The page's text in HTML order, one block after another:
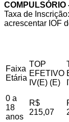
COMPULSÓRIO
Taxa de
acrescentar IOF
Faixa
Etária
TOP
EFETIVO
IV(E) (E)
0 a
18
anos
R$
215,07